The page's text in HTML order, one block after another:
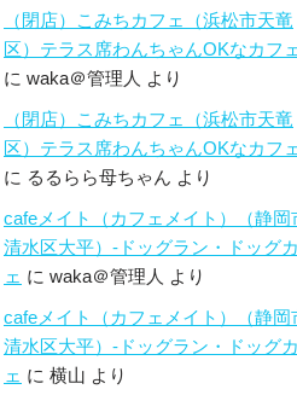
（閉店）こみちカフェ（浜松市天竜
区）テラス席わんちゃんOKなカフェ
に waka＠管理人 より
（閉店）こみちカフェ（浜松市天竜
区）テラス席わんちゃんOKなカフェ
に るるらら母ちゃん より
cafeメイト（カフェメイト）（静岡
清水区大平）-ドッグラン・ドッグ
ェ に waka＠管理人 より
cafeメイト（カフェメイト）（静岡
清水区大平）-ドッグラン・ドッグ
ェ に 横山 より